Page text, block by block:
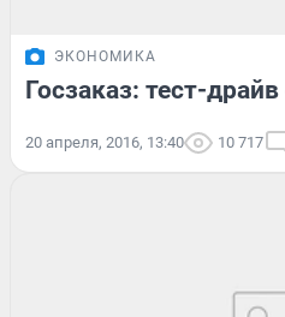
ЭКОНОМИКА
Госзаказ: тест-
20 апреля, 2016, 13:40 10 717